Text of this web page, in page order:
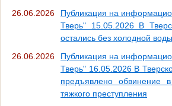
26.06.2026
Публикация на
Тверь" 15.05.2026 В
остались без холодной воды
26.06.2026
Публикация на
Тверь" 16.05.2026 В
предъявлено обвинение
тяжкого преступления